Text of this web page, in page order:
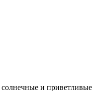
и приветливые